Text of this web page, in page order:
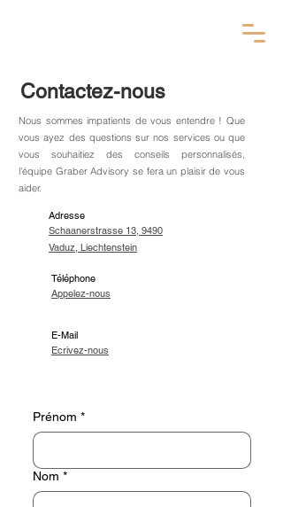
Contactez-nous
Nous sommes impatients de vous entendre ! Que
vous ayez des questions sur nos services ou que
vous souhaitiez des conseils personnalisés,
l'équipe Graber Advisory se fera un plaisir de vous
aider.
Adresse
Schaanerstrasse 13, 9490
Vaduz, Liechtenstein
Téléphone
Appelez-nous
E-Mail
Ecrivez-nous
Prénom *
Nom *